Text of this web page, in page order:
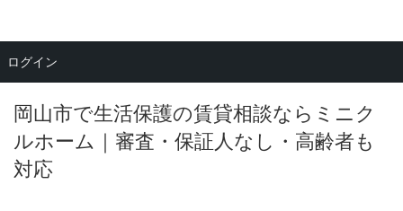
岡山市で生活保護の賃貸相談ならミニク
ルホーム｜審査・保証人なし・高齢者も
対応
メニュー
ログイン